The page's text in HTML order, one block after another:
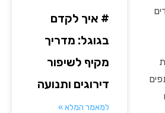
# איך לקדם
בגוגל: מדריך
מקיף לשיפור
דירוגים ותנועה
למאמר המלא »